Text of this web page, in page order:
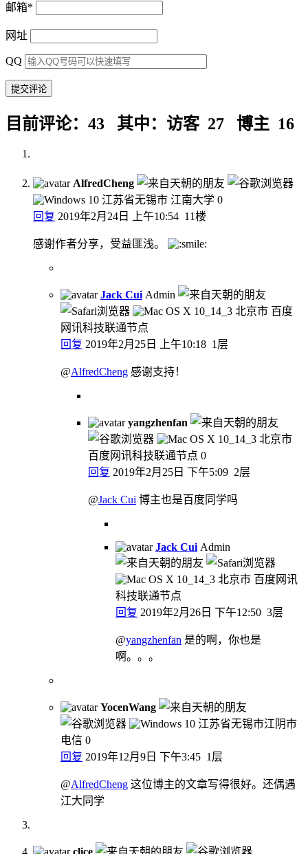
邮箱*
网址
QQ
目前评论：43 其中：访客 27 博主 16
AlfredCheng
江苏省无锡市 江南大学 0
回复 2019年2月24日 上午10:54 11楼
感谢作者分享，受益匪浅。
Jack Cui Admin
北京市 百度
网讯科技联通节点
回复 2019年2月25日 上午10:18 1层
@AlfredCheng 感谢支持！
yangzhenfan
北京市
百度网讯科技联通节点 0
回复 2019年2月25日 下午5:09 2层
@Jack Cui 博主也是百度同学吗
Jack Cui Admin
北京市 百度网讯
科技联通节点
回复 2019年2月26日 下午12:50 3层
@yangzhenfan 是的啊，你也是
啊。。。
YocenWang
江苏省无锡市江阴市
电信 0
回复 2019年12月9日 下午3:45 1层
@AlfredCheng 这位博主的文章写得很好。还偶遇
江大同学